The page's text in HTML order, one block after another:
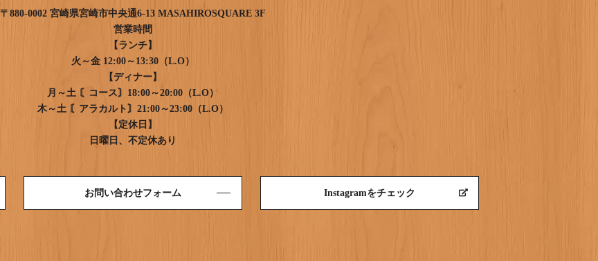
〒880-0002 宮崎県宮崎市中央通6-13 MASAHIROSQUARE 3F
営業時間
【ランチ】
火～金 12:00～13:30（L.O）
【ディナー】
月～土 〘コース〙18:00～20:00（L.O）
木～土 〘アラカルト〙21:00～23:00（L.O）
【定休日】
日曜日、不定休あり
お問い合わせフォーム Instagramをチェック